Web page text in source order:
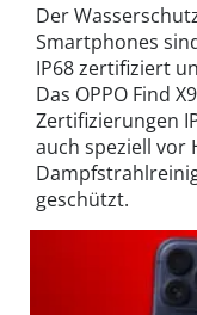
Der
Smartphones
IP68 zertifiziert
Das OPPO Find
Zertifizierungen
auch speziell vor
geschützt.